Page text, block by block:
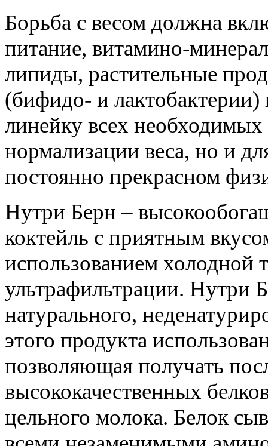
Борьба с весом должна
питание, витамино-
липиды, растительные
(бифидо- и
линейку всех необходимых
нормализации веса, но и
постоянно прекрасном
Нутри Берн –
коктейль с приятным
использованием холодной
ультрафильтрации. Нутри
натурального,
этого продукта
позволяющая получать
высококачественных
цельного молока. Белок